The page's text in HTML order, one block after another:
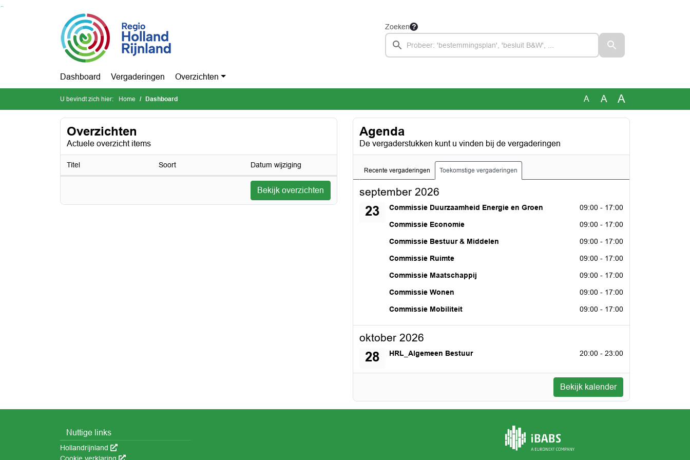
Ga naar de inhoud van deze pagina
Zoeken
Dashboard Vergaderingen Overzichten
U bevindt zich hier: Home Dashboard A A A
Overzichten
Actuele overzicht items
Titel Soort Datum wijziging
Bekijk overzichten
Agenda
De vergaderstukken kunt u vinden bij de vergaderingen
Recente vergaderingen Toekomstige vergaderingen
september 2026
23 Commissie Duurzaamheid Energie en Groen
woensdag 23 september 2026 09:00 - 17:00
Commissie Economie
woensdag 23 september 2026 09:00 - 17:00
Commissie Bestuur & Middelen
woensdag 23 september 2026 09:00 - 17:00
Commissie Ruimte
woensdag 23 september 2026 09:00 - 17:00
Commissie Maatschappij
woensdag 23 september 2026 09:00 - 17:00
Commissie Wonen
woensdag 23 september 2026 09:00 - 17:00
Commissie Mobiliteit
woensdag 23 september 2026 09:00 - 17:00
oktober 2026
28 HRL_Algemeen Bestuur
woensdag 28 oktober 2026 20:00 - 23:00
Bekijk kalender
Nuttige links
Hollandrijnland Deze link wordt in een nieuw venster geopend
Deze link wordt in een nieuw venster geopend